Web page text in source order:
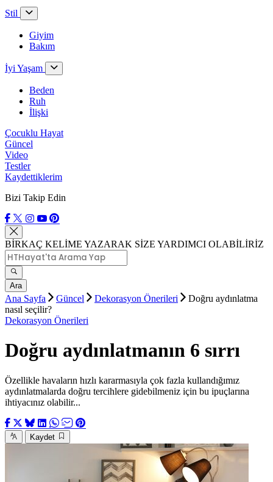
Stil
Giyim
Bakım
İyi Yaşam
Beden
Ruh
İlişki
Çocuklu Hayat
Güncel
Video
Testler
Kaydettiklerim
Bizi Takip Edin
BİRKAÇ KELİME YAZARAK SİZE YARDIMCI OLABİLİRİZ
Ara
Ana Sayfa Güncel Dekorasyon Önerileri
Doğru aydınlatma
nasıl seçilir?
Dekorasyon Önerileri
Doğru aydınlatmanın 6 sırrı
Özellikle havaların hızlı kararmasıyla çok fazla kullandığımız
aydınlatmalarda doğru tercihlere gidebilmeniz için bu ipuçlarına
ihtiyacınız olabilir...
Kaydet